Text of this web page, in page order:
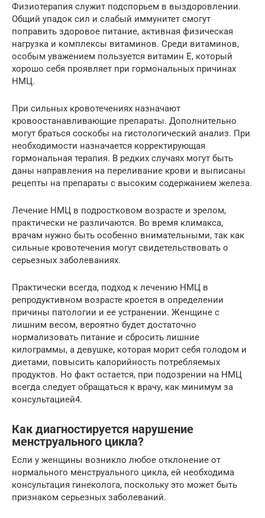
Физиотерапия служит подспорьем в выздоровлении.
Общий упадок сил и слабый иммунитет смогут
поправить здоровое питание, активная физическая
нагрузка и комплексы витаминов. Среди витаминов,
особым уважением пользуется витамин Е, который
хорошо себя проявляет при гормональных причинах
НМЦ.
При сильных кровотечениях назначают
кровоостанавливающие препараты. Дополнительно
могут браться соскобы на гистологический анализ. При
необходимости назначается корректирующая
гормональная терапия. В редких случаях могут быть
даны направления на переливание крови и выписаны
рецепты на препараты с высоким содержанием железа.
Лечение НМЦ в подростковом возрасте и зрелом,
практически не различаются. Во время климакса,
врачам нужно быть особенно внимательными, так как
сильные кровотечения могут свидетельствовать о
серьезных заболеваниях.
Практически всегда, подход к лечению НМЦ в
репродуктивном возрасте кроется в определении
причины патологии и ее устранении. Женщине с
лишним весом, вероятно будет достаточно
нормализовать питание и сбросить лишние
килограммы, а девушке, которая морит себя голодом и
диетами, повысить калорийность потребляемых
продуктов. Но факт остается, при подозрении на НМЦ
всегда следует обращаться к врачу, как минимум за
консультацией4.
Как диагностируется нарушение
менструального цикла?
Если у женщины возникло любое отклонение от
нормального менструального цикла, ей необходима
консультация гинеколога, поскольку это может быть
признаком серьезных заболеваний.